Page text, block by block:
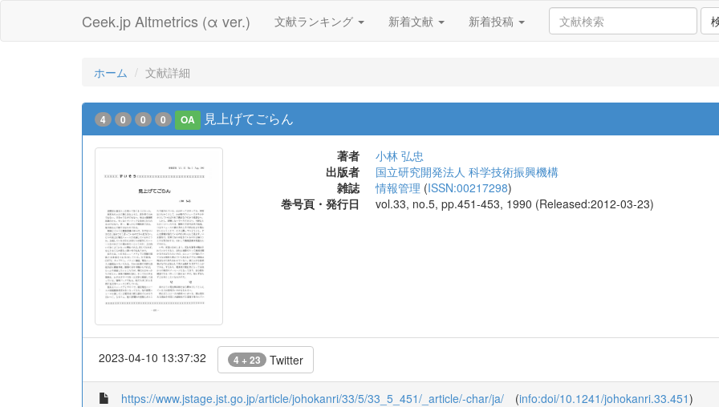
Ceek.jp Altmetrics (α ver.) 文献ランキング 新着文献 新着投稿
ホーム 文献詳細
4 0 0 0 OA 見上げてごらん
著者
小林 弘忠
出版者
国立研究開発法人 科学技術振興機構
雑誌
情報管理 (ISSN:00217298)
巻号頁・発行日
vol.33, no.5, pp.451-453, 1990 (Released:2012-03-23)
2023-04-10 13:37:32 4 + 23 Twitter
https://www.jstage.jst.go.jp/article/johokanri/33/5/33_5_451/_article/-char/ja/ (info:doi/10.1241/johokanri.33.451)